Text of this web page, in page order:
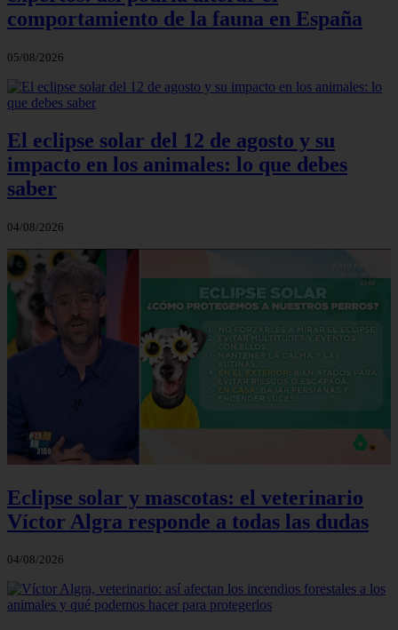
comportamiento de la fauna en España
05/08/2026
El eclipse solar del 12 de agosto y su
impacto en los animales: lo que debes
saber
04/08/2026
Eclipse solar y mascotas: el veterinario
Víctor Algra responde a todas las dudas
04/08/2026